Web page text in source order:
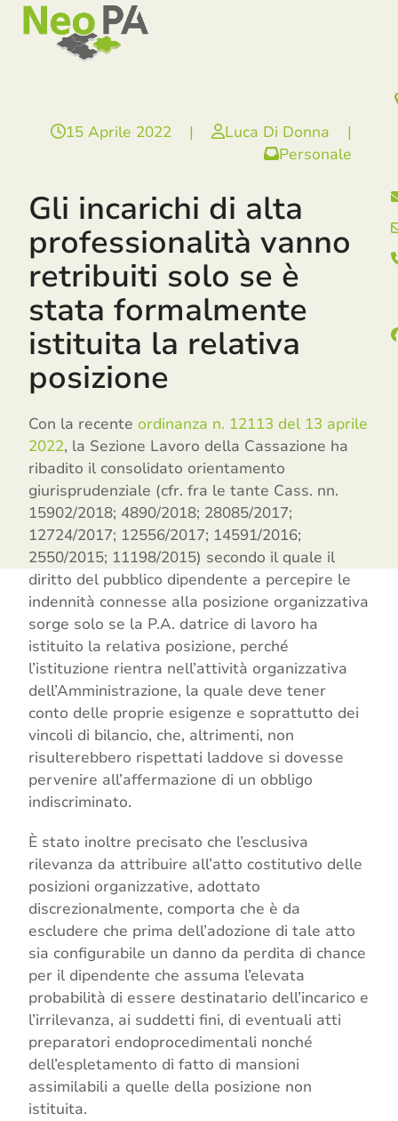
SkipOpen
mobile
menu
Close
mobile
menu
15 Aprile 2022 | Luca Di Donna
|
Personale
Gli incarichi di alta
professionalità vanno
retribuiti solo se è
stata formalmente
istituita la relativa
posizione
Con la recente ordinanza n. 12113 del 13 aprile
2022, la Sezione Lavoro della Cassazione ha
ribadito il consolidato orientamento
giurisprudenziale (cfr. fra le tante Cass. nn.
15902/2018; 4890/2018; 28085/2017;
12724/2017; 12556/2017; 14591/2016;
2550/2015; 11198/2015) secondo il quale il
diritto del pubblico dipendente a percepire le
indennità connesse alla posizione organizzativa
sorge solo se la P.A. datrice di lavoro ha
istituito la relativa posizione, perché
l’istituzione rientra nell’attività organizzativa
dell’Amministrazione, la quale deve tener
conto delle proprie esigenze e soprattutto dei
vincoli di bilancio, che, altrimenti, non
risulterebbero rispettati laddove si dovesse
pervenire all’affermazione di un obbligo
indiscriminato.
È stato inoltre precisato che l’esclusiva
rilevanza da attribuire all’atto costitutivo delle
posizioni organizzative, adottato
discrezionalmente, comporta che è da
escludere che prima dell’adozione di tale atto
sia configurabile un danno da perdita di chance
per il dipendente che assuma l’elevata
probabilità di essere destinatario dell’incarico e
l’irrilevanza, ai suddetti fini, di eventuali atti
preparatori endoprocedimentali nonché
dell’espletamento di fatto di mansioni
assimilabili a quelle della posizione non
istituita.